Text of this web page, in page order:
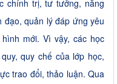
chính trị, tư tưởng, năng
đạo, quản lý đáp ứng yêu
mới. Vì vậy, các học
quy chế của lớp học,
trao đổi, thảo luận. Qua